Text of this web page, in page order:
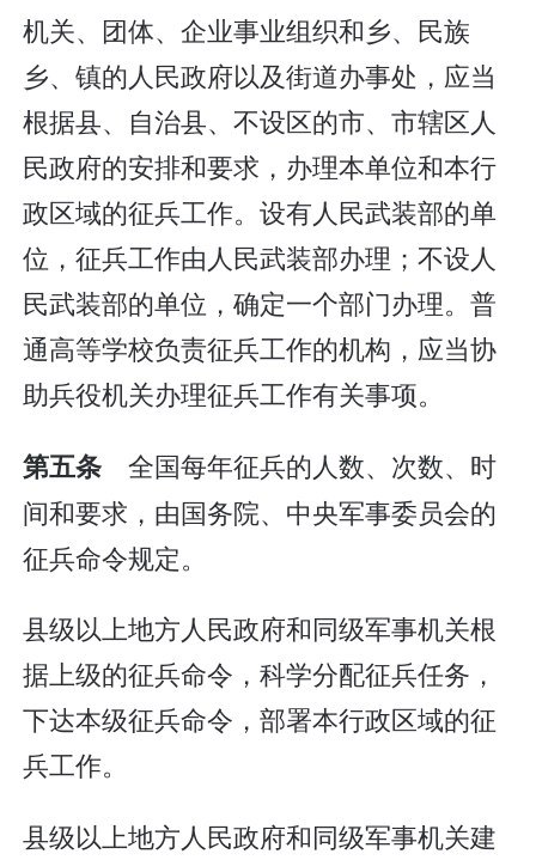
机关、团体、企业事业组织和乡、民族
乡、镇的人民政府以及街道办事处，应当
根据县、自治县、不设区的市、市辖区人
民政府的安排和要求，办理本单位和本行
政区域的征兵工作。设有人民武装部的单
位，征兵工作由人民武装部办理；不设人
民武装部的单位，确定一个部门办理。普
通高等学校负责征兵工作的机构，应当协
助兵役机关办理征兵工作有关事项。
第五条 全国每年征兵的人数、次数、时
间和要求，由国务院、中央军事委员会的
征兵命令规定。
县级以上地方人民政府和同级军事机关根
据上级的征兵命令，科学分配征兵任务，
下达本级征兵命令，部署本行政区域的征
兵工作。
县级以上地方人民政府和同级军事机关建